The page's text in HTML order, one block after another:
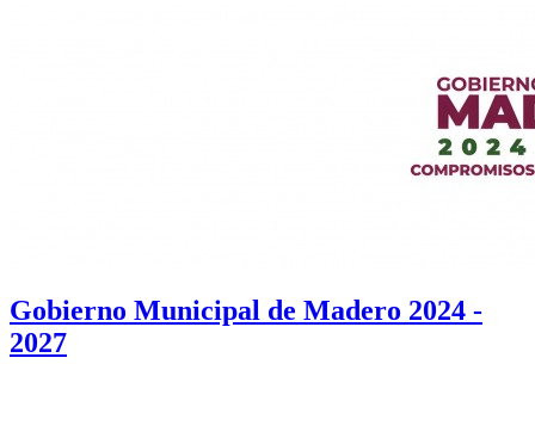
Gobierno Municipal de Madero 2024 -
2027